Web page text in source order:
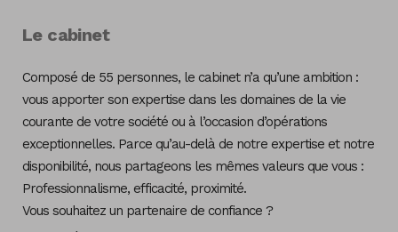
Le cabinet
Composé de 55 personnes, le cabinet n’a qu’une ambition :
vous apporter son expertise dans les domaines de la vie
courante de votre société ou à l’occasion d’opérations
exceptionnelles. Parce qu’au-delà de notre expertise et notre
disponibilité, nous partageons les mêmes valeurs que vous :
Professionnalisme, efficacité, proximité.
Vous souhaitez un partenaire de confiance ?